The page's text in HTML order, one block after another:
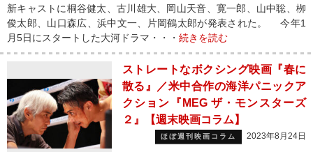
新キャストに桐谷健太、古川雄大、岡山天音、寛一郎、山中聡、栁
俊太郎、山口森広、浜中文一、片岡鶴太郎が発表された。 今年1
月5日にスタートした大河ドラマ・・・ 続きを読む
ストレートなボクシング映画『春に
散る』／米中合作の海洋パニックア
クション『MEG ザ・モンスターズ
２』【週末映画コラム】
ほぼ週刊映画コラム 2023年8月24日